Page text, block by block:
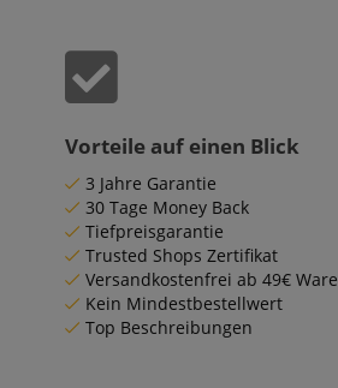
Vorteile auf einen Blick
3 Jahre Garantie
30 Tage Money Back
Tiefpreisgarantie
Trusted Shops Zertifikat
Versandkostenfrei ab 49€
Kein Mindestbestellwert
Top Beschreibungen